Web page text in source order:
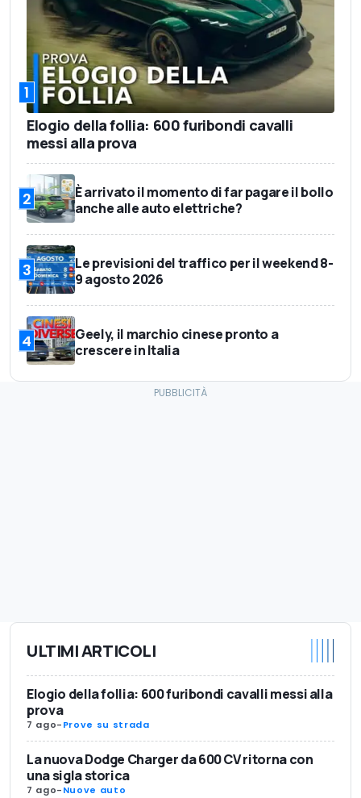
1
Elogio della follia: 600 furibondi cavalli
messi alla prova
2
È arrivato il momento di far pagare il bollo
anche alle auto elettriche?
3
Le previsioni del traffico per il weekend 8-
9 agosto 2026
4
Geely, il marchio cinese pronto a
crescere in Italia
ULTIMI ARTICOLI
Elogio della follia: 600 furibondi cavalli messi alla
prova
7 ago-Prove su strada
La nuova Dodge Charger da 600 CV ritorna con
una sigla storica
7 ago-Nuove auto